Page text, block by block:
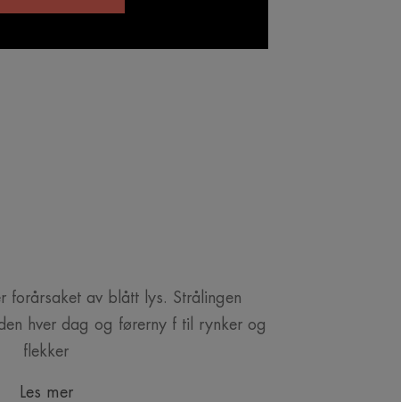
forårsaket av blått lys. Strålingen
hver dag og førerny f til rynker og
flekker
Les mer